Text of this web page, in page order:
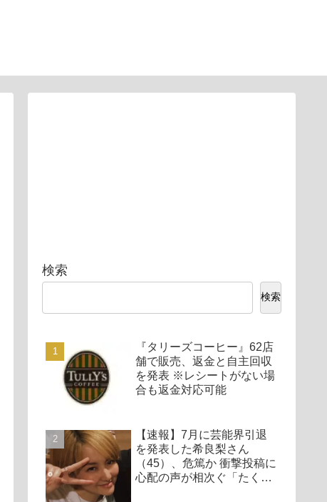
検索
検索
『タリーズコーヒー』62店
舗で販売、返金と自主回収
を発表 ※レシートがない場
合も返金対応可能
【速報】7月に芸能界引退
を発表した希良梨さん
（45）、危篤か 衝撃投稿に
心配の声が相次ぐ「たくさ